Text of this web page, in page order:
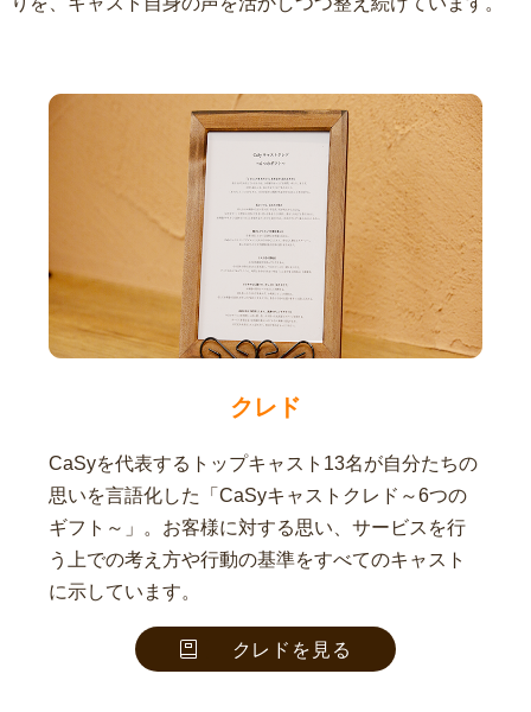
クレド
CaSyを代表するトップキャスト13名が自分たちの
思いを言語化した「CaSyキャストクレド～6つの
ギフト～」。お客様に対する思い、サービスを行
う上での考え方や行動の基準をすべてのキャスト
に示しています。
クレドを見る